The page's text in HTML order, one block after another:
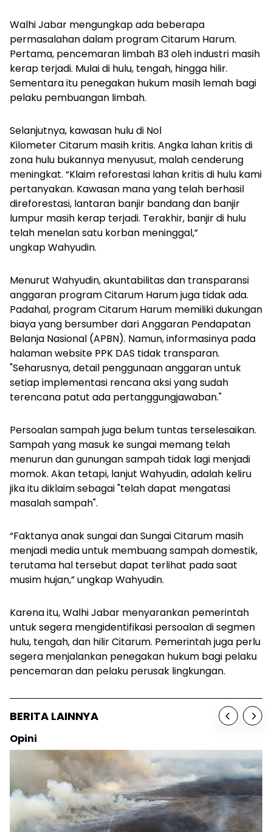
Walhi Jabar mengungkap ada beberapa
permasalahan dalam program Citarum Harum.
Pertama, pencemaran limbah B3 oleh industri masih
kerap terjadi. Mulai di hulu, tengah, hingga hilir.
Sementara itu penegakan hukum masih lemah bagi
pelaku pembuangan limbah.
Selanjutnya, kawasan hulu di Nol
Kilometer Citarum masih kritis. Angka lahan kritis di
zona hulu bukannya menyusut, malah cenderung
meningkat. “Klaim reforestasi lahan kritis di hulu kami
pertanyakan. Kawasan mana yang telah berhasil
direforestasi, lantaran banjir bandang dan banjir
lumpur masih kerap terjadi. Terakhir, banjir di hulu
telah menelan satu korban meninggal,”
ungkap Wahyudin.
Menurut Wahyudin, akuntabilitas dan transparansi
anggaran program Citarum Harum juga tidak ada.
Padahal, program Citarum Harum memiliki dukungan
biaya yang bersumber dari Anggaran Pendapatan
Belanja Nasional (APBN). Namun, informasinya pada
halamanwebsite PPK DAS tidak transparan.
"Seharusnya, detail penggunaan anggaran untuk
setiap implementasi rencana aksi yang sudah
terencana patut ada pertanggungjawaban."
Persoalan sampah juga belum tuntas terselesaikan.
Sampah yang masuk ke sungai memang telah
menurun dan gunungan sampah tidak lagi menjadi
momok. Akan tetapi, lanjut Wahyudin, adalah keliru
jika itu diklaim sebagai "telah dapat mengatasi
masalah sampah".
“Faktanya anak sungai dan Sungai Citarum masih
menjadi media untuk membuang sampah domestik,
terutama hal tersebut dapat terlihat pada saat
musim hujan,” ungkap Wahyudin.
Karena itu, Walhi Jabar menyarankan pemerintah
untuk segera mengidentifikasi persoalan di segmen
hulu, tengah, dan hilir Citarum. Pemerintah juga perlu
segera menjalankan penegakan hukum bagi pelaku
pencemaran dan pelaku perusak lingkungan.
BERITA LAINNYA
Opini